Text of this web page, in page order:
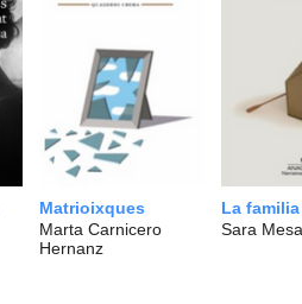
Matrioixques
Marta Carnicero
Hernanz
La familia
Sara Mesa